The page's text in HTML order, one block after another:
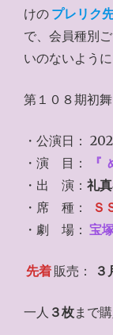
けの プレリク
で、会員種別
いのないように
第１０８期初
・公演日：
・演 目：
『
・出 演： 礼
・席 種：
Ｓ
・劇 場： 宝
先着 販売： ３
一人 ３枚まで